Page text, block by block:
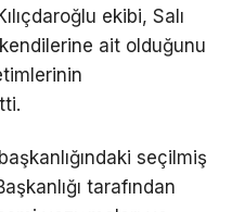
ekibi, Salı
ait olduğunu
seçilmiş
tarafından